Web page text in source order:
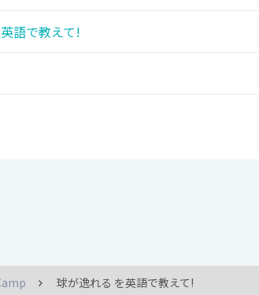
語で教えて!
球が逸れる を英語で教えて!